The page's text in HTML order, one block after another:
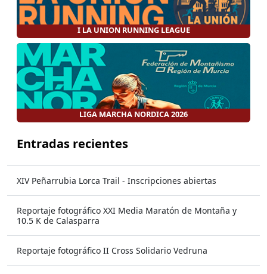
I LA UNION RUNNING LEAGUE
LIGA MARCHA NORDICA 2026
Entradas recientes
XIV Peñarrubia Lorca Trail - Inscripciones abiertas
Reportaje fotográfico XXI Media Maratón de Montaña y
10.5 K de Calasparra
Reportaje fotográfico II Cross Solidario Vedruna